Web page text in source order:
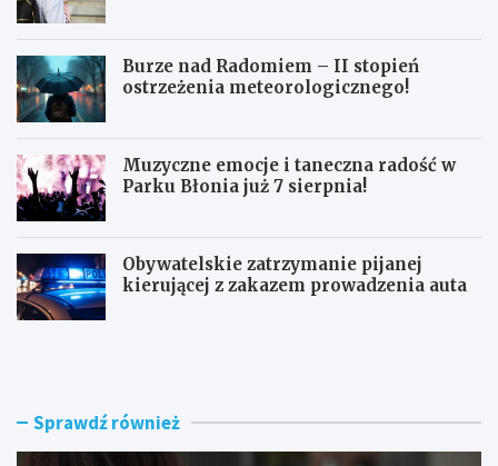
Burze nad Radomiem – II stopień
ostrzeżenia meteorologicznego!
Muzyczne emocje i taneczna radość w
Parku Błonia już 7 sierpnia!
Obywatelskie zatrzymanie pijanej
kierującej z zakazem prowadzenia auta
G
y
B
n Sprawdź również